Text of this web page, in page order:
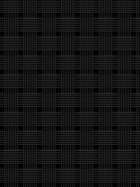
m3
m3
m3